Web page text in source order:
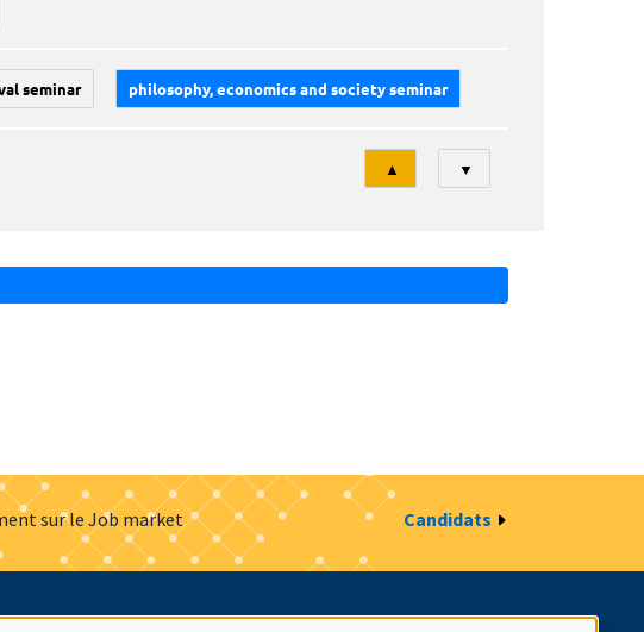
seminar philosophy, economics and society seminar
Tri
▲ ▼
sur le Job market Candidats
légales Gestion des cookies Intranet